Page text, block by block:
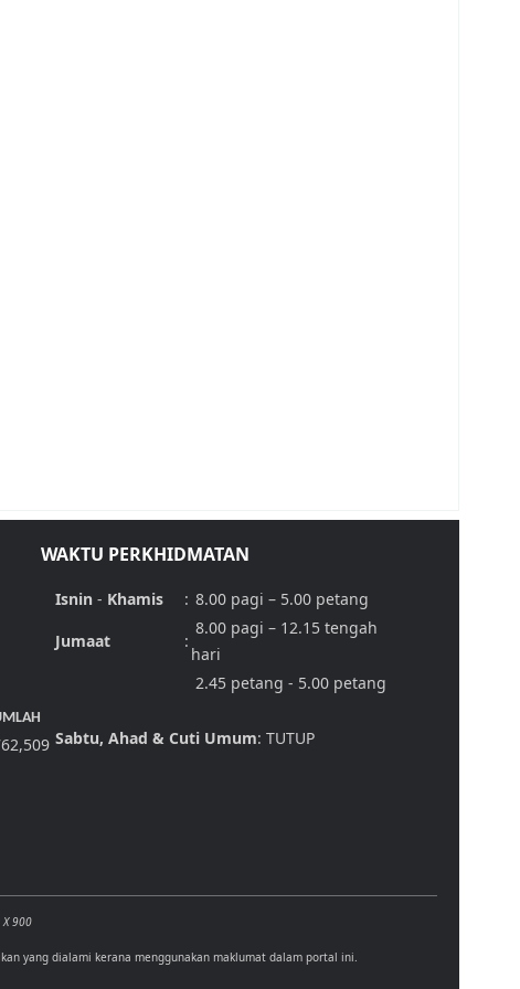
WAKTU PERKHIDMATAN
Isnin- Khamis : 8.00 pagi – 5.00 petang
Jumaat
:
8.00 pagi – 12.15 tengah
hari
2.45 petang - 5.00 petang
Sabtu, Ahad & Cuti Umum: TUTUP
900
yang dialami kerana menggunakan maklumat dalam portal ini.